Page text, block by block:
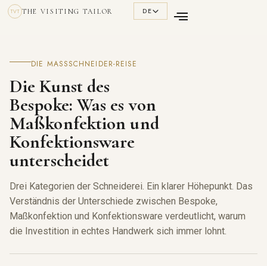
TVT THE VISITING TAILOR DE
DIE MASSSCHNEIDER-REISE
Die Kunst des
Bespoke: Was es von
Maßkonfektion und
Konfektionsware
unterscheidet
Drei Kategorien der Schneiderei. Ein klarer Höhepunkt. Das
Verständnis der Unterschiede zwischen Bespoke,
Maßkonfektion und Konfektionsware verdeutlicht, warum
die Investition in echtes Handwerk sich immer lohnt.